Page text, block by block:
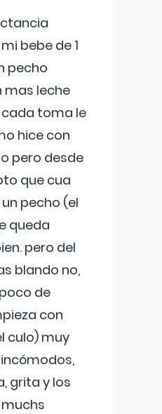
bebe de 1
pecho
mas leche
toma le
hice con
pero desde
que cua
pecho (el
queda
pero del
blando no,
de
con
culo) muy
grita y los